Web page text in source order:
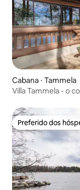
Cabana ⋅ Tammela
Villa Tammela - o
Preferido dos
Preferido dos